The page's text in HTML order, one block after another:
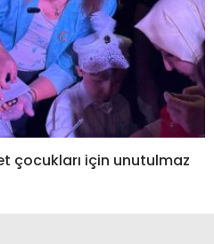
çocukları için unutulmaz